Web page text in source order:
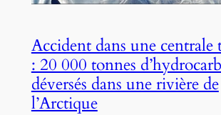
Accident dans une centrale
: 20 000 tonnes
déversés dans une rivière de
l’Arctique